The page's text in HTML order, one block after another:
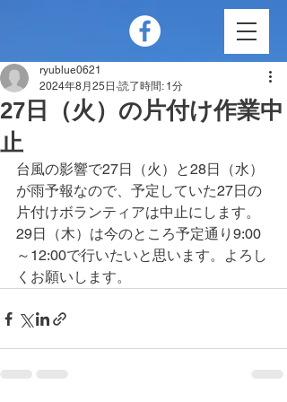
27日（火）の片付け作業中
止
ryublue0621
2024年8月25日 読了時間: 1分
台風の影響で27日（火）と28日（水）
が雨予報なので、予定していた27日の
片付けボランティアは中止にします。
29日（木）は今のところ予定通り9:00
～12:00で行いたいと思います。よろし
くお願いします。